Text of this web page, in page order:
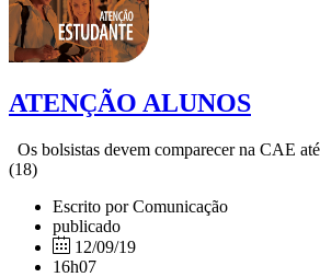
ATENÇÃO ALUNOS
Os bolsistas devem comparecer na CAE
(18)
Escrito por Comunicação
publicado
12/09/19
16h07